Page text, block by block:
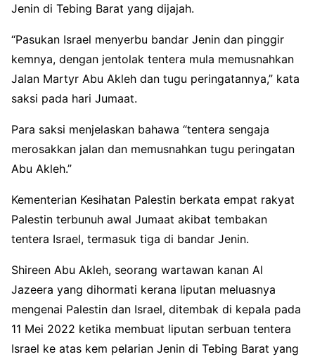
Jenin di Tebing Barat yang dijajah.
“Pasukan Israel menyerbu bandar Jenin dan pinggir
kemnya, dengan jentolak tentera mula memusnahkan
Jalan Martyr Abu Akleh dan tugu peringatannya,” kata
saksi pada hari Jumaat.
Para saksi menjelaskan bahawa “tentera sengaja
merosakkan jalan dan memusnahkan tugu peringatan
Abu Akleh.”
Kementerian Kesihatan Palestin berkata empat rakyat
Palestin terbunuh awal Jumaat akibat tembakan
tentera Israel, termasuk tiga di bandar Jenin.
Shireen Abu Akleh, seorang wartawan kanan Al
Jazeera yang dihormati kerana liputan meluasnya
mengenai Palestin dan Israel, ditembak di kepala pada
11 Mei 2022 ketika membuat liputan serbuan tentera
Israel ke atas kem pelarian Jenin di Tebing Barat yang